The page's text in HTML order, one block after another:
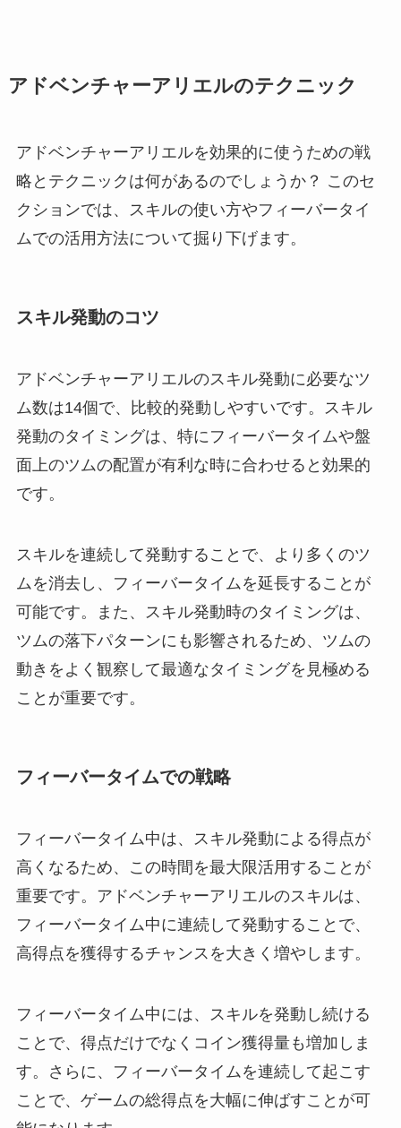
アドベンチャーアリエルのテクニック
アドベンチャーアリエルを効果的に使うための戦
略とテクニックは何があるのでしょうか？ このセ
クションでは、スキルの使い方やフィーバータイ
ムでの活用方法について掘り下げます。
スキル発動のコツ
アドベンチャーアリエルのスキル発動に必要なツ
ム数は14個で、比較的発動しやすいです。スキル
発動のタイミングは、特にフィーバータイムや盤
面上のツムの配置が有利な時に合わせると効果的
です。
スキルを連続して発動することで、より多くのツ
ムを消去し、フィーバータイムを延長することが
可能です。また、スキル発動時のタイミングは、
ツムの落下パターンにも影響されるため、ツムの
動きをよく観察して最適なタイミングを見極める
ことが重要です。
フィーバータイムでの戦略
フィーバータイム中は、スキル発動による得点が
高くなるため、この時間を最大限活用することが
重要です。アドベンチャーアリエルのスキルは、
フィーバータイム中に連続して発動することで、
高得点を獲得するチャンスを大きく増やします。
フィーバータイム中には、スキルを発動し続ける
ことで、得点だけでなくコイン獲得量も増加しま
す。さらに、フィーバータイムを連続して起こす
ことで、ゲームの総得点を大幅に伸ばすことが可